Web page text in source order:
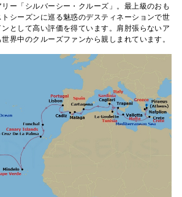
ー「シルバーシー・クルーズ」。最上級のおも
シーズンに巡る魅惑のデスティネーションで世
として高い評価を得ています。肩肘張らないア
界中のクルーズファンから親しまれています。